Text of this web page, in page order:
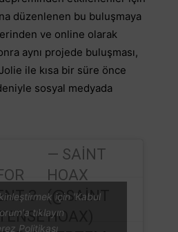
düzenlenen bu buluşmaya
ve online olarak
aynı projede buluşması,
ile kısa bir süre önce
sosyal medyada
3
— SAINT
HOAX
(@SAINT
HOAX)
için 'Kabul
tıklayın
Politikası